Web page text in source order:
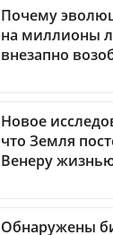
Почему
на миллионы
внезапно
Новое
что Земля
Венеру
Обнаружены